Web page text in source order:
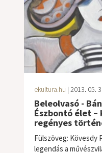
ekultura.hu | 2013. 05.
Beleolvasó -
Észbontó élet –
regényes
Fülszöveg: Kövesdy
legendás a